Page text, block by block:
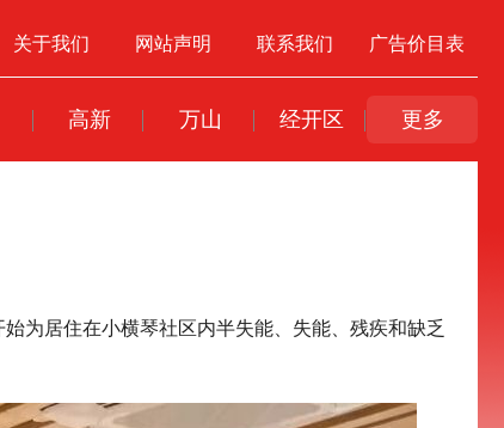
关于我们 网站声明 联系我们 广告价目表
高新 万山 经开区 更多
为居住在小横琴社区内半失能、失能、残疾和缺乏